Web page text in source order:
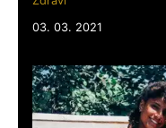
03. 03. 2021